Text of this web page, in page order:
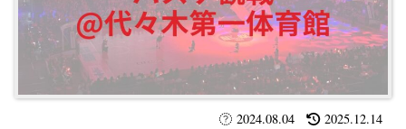
2024.08.04 2025.12.14